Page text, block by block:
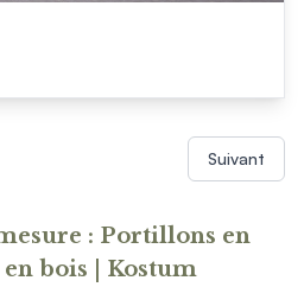
Suivant
: Portillons en
bois | Kostum